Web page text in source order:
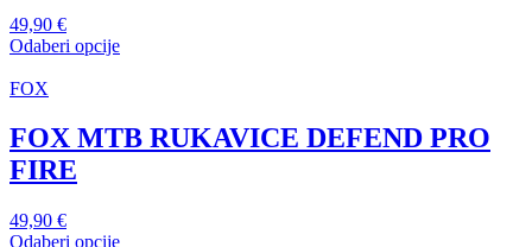
se
mogu
na
proizvoda
49,90 €
Odaberi opcije
proizvod
više
varijanti.
Opcije
mogu
odabrati
FOX
FOX MTB RUKAVICE DEFEND PRO
FIRE
49,90 €
Odaberi opcije